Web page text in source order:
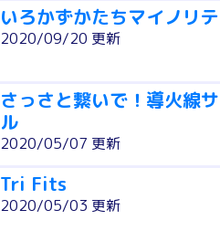
いろかずかたちマイノリ
2020/09/20 更新
さっさと繋いで！導火線
ル
2020/05/07 更新
Tri Fits
2020/05/03 更新